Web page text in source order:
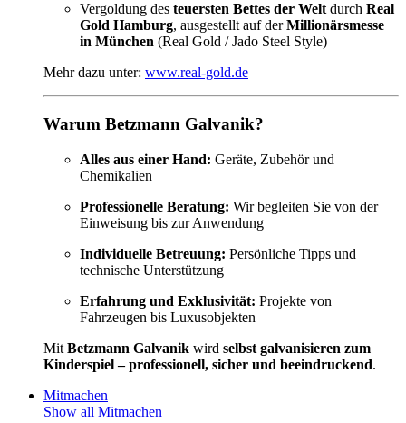
Vergoldung des teuersten Bettes der Welt durch Real
Gold Hamburg, ausgestellt auf derMillionärsmesse
in München (Real Gold / Jado Steel Style)
Mehr dazu unter: www.real-gold.de
Warum Betzmann Galvanik?
Alles aus einer Hand: Geräte, Zubehör und
Chemikalien
Professionelle Beratung: Wir begleiten Sie von der
Einweisung bis zur Anwendung
Individuelle Betreuung: Persönliche Tipps und
technische Unterstützung
Erfahrung und Exklusivität: Projekte von
Fahrzeugen bis Luxusobjekten
Mit Betzmann Galvanik wird selbst galvanisieren zum
Kinderspiel – professionell, sicher und beeindruckend.
Mitmachen
Show all Mitmachen